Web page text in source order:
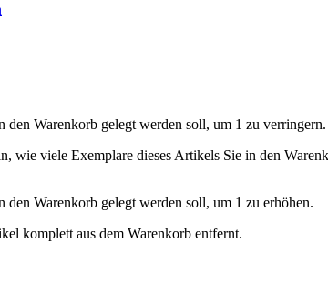
Warenkorb gelegt werden soll, um 1 zu
wie viele Exemplare dieses Artikels Sie in den
Warenkorb gelegt werden soll, um 1 zu erhöhen.
komplett aus dem Warenkorb entfernt.